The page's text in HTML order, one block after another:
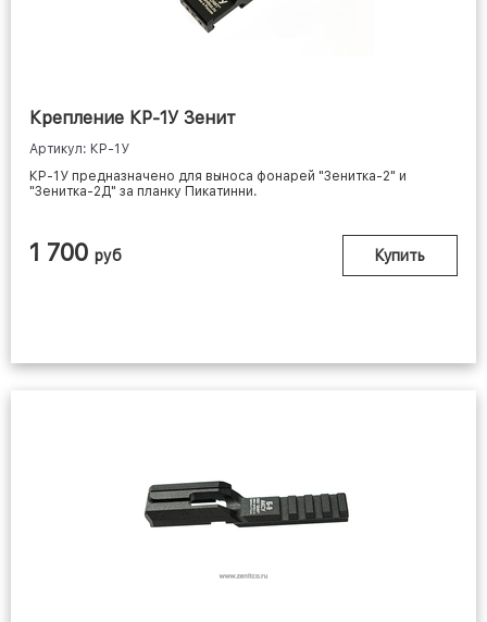
Крепление КР-1У Зенит
Артикул: КР-1У
КР-1У предназначено для выноса фонарей "Зенитка-2" и
"Зенитка-2Д" за планку Пикатинни.
1 700 руб Купить